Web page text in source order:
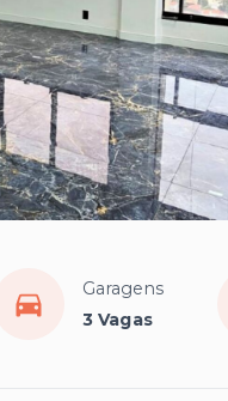
Garagens
3 Vagas